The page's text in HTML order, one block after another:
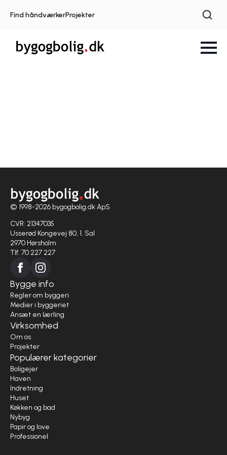
Find håndværkerProjekter
© 1998-2026 bygogbolig.dk ApS
CVR: 21347035
Usserød Kongevej 80, 1. Sal
2970 Hørsholm
Tlf. 70 227 227
Bygge info
Regler om byggeri
Medier i byggeriet
Ansæt en lærling
Virksomhed
Om os
Projekter
Populærer kategorier
Boligejer
Haven
Indretning
Huset
Køkken og bad
Nybyg
Papir og love
Professionel